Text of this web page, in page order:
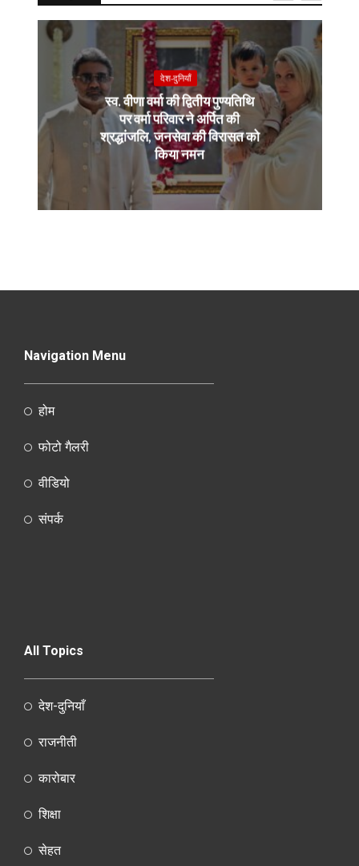
देश-दुनियाँ
स्व. वीणा वर्मा की द्वितीय पुण्यतिथि
पर वर्मा परिवार ने अर्पित की
श्रद्धांजलि, जनसेवा की विरासत को
किया नमन
Navigation Menu
होम
फोटो गैलरी
वीडियो
संपर्क
All Topics
देश-दुनियाँ
राजनीती
कारोबार
शिक्षा
सेहत